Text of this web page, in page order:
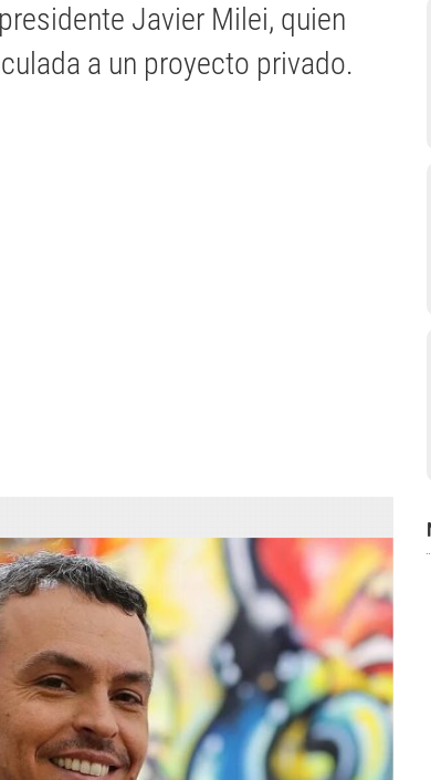
Javier Milei, quien
a un proyecto privado.